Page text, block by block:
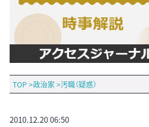
TOP >政治家 >汚職（疑惑）
2010.12.20 06:50